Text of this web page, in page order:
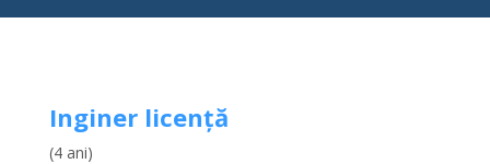
Inginer licență
(4 ani)